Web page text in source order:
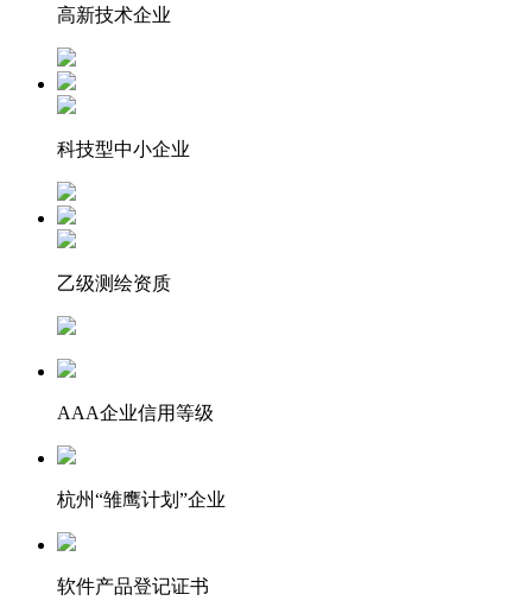
高新技术企业
科技型中小企业
乙级测绘资质
AAA企业信用等级
杭州“雏鹰计划”企业
软件产品登记证书